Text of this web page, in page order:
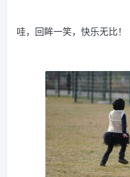
哇，回眸一笑，快乐无比！